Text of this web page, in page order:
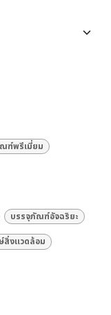
ฑ์พรีเมี่ยม
บรรจุภัณฑ์อัจฉริยะ
สิ่งแวดล้อม